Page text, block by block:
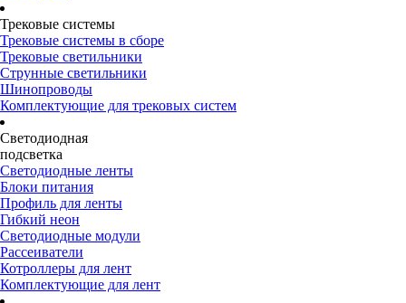
Трековые системы
Трековые системы в сборе
Трековые светильники
Струнные светильники
Шинопроводы
Комплектующие для трековых систем
Светодиодная
подсветка
Светодиодные ленты
Блоки питания
Профиль для ленты
Гибкий неон
Светодиодные модули
Рассеиватели
Котроллеры для лент
Комплектующие для лент